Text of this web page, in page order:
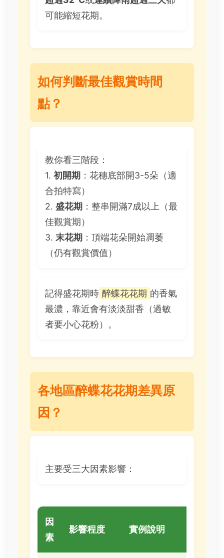
可能縮短花期。
如何判斷最佳觀賞時間
點？
教你看三階段：
1. 初開期 ：花穗底部開3-5朵（適
合拍特寫）
2. 盛花期 ：整串開滿7成以上（最
佳觀賞期）
3. 末花期 ：頂端花朵開始凋萎
（仍有觀賞價值）
記得盛花期時 醉蝶花花期 的香氣
最濃，靠近會有淡淡甜香（過敏
者要小心花粉）。
各地區醉蝶花花期差異原
因？
主要受三大因素影響：
因
素
影響程度 實例說明